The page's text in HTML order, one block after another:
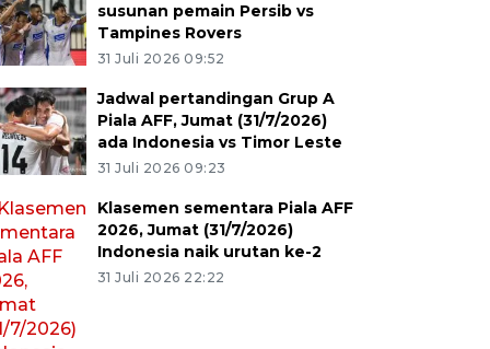
susunan pemain Persib vs
Tampines Rovers
31 Juli 2026 09:52
Jadwal pertandingan Grup A
Piala AFF, Jumat (31/7/2026)
ada Indonesia vs Timor Leste
31 Juli 2026 09:23
Klasemen sementara Piala AFF
2026, Jumat (31/7/2026)
Indonesia naik urutan ke-2
31 Juli 2026 22:22